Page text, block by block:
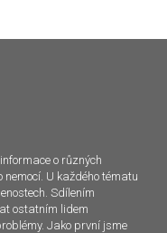
o různých
U každého tématu
Sdílením
ostatním lidem
Jako první jsme